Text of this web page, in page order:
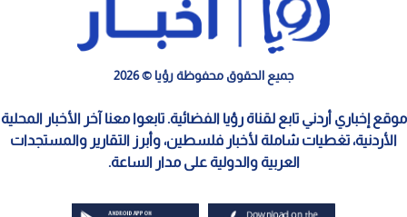
جميع الحقوق محفوظة رؤيا © 2026
موقع إخباري أردني تابع لقناة رؤيا الفضائية. تابعوا معنا آخر الأخبار المحلية
الأردنية، تغطيات شاملة لأخبار فلسطين، وأبرز التقارير والمستجدات
العربية والدولية على مدار الساعة.